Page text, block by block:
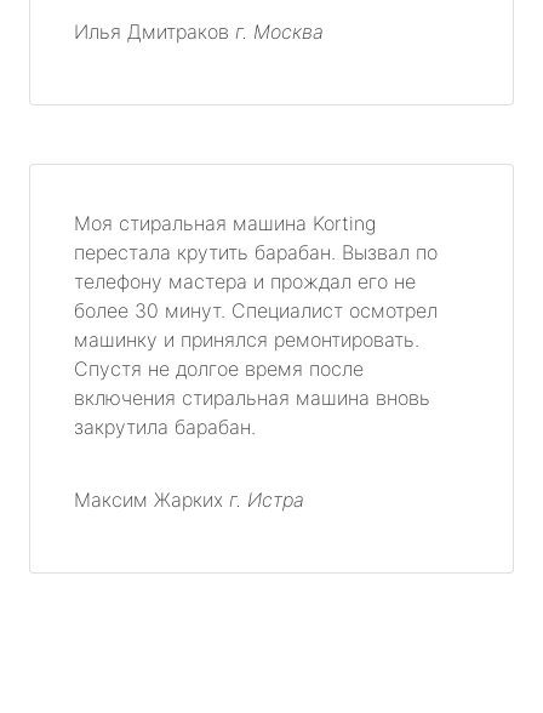
Илья Дмитраков г. Москва
Моя стиральная машина Korting
перестала крутить барабан. Вызвал по
телефону мастера и прождал его не
более 30 минут. Специалист осмотрел
машинку и принялся ремонтировать.
Спустя не долгое время после
включения стиральная машина вновь
закрутила барабан.
Максим Жарких г. Истра